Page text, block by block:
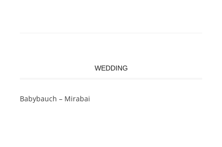
WEDDING
Babybauch – Mirabai